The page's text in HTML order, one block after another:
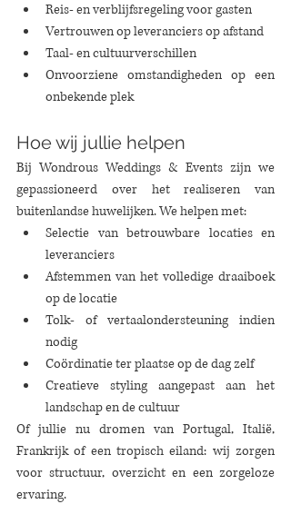
Reis- en verblijfsregeling voor gasten
Vertrouwen op leveranciers op afstand
Taal- en cultuurverschillen
Onvoorziene omstandigheden op een
onbekende plek
Hoe wij jullie helpen
Bij Wondrous Weddings & Events zijn we
gepassioneerd over het realiseren van
buitenlandse huwelijken. We helpen met:
Selectie van betrouwbare locaties en
leveranciers
Afstemmen van het volledige draaiboek
op de locatie
Tolk- of vertaalondersteuning indien
nodig
Coördinatie ter plaatse op de dag zelf
Creatieve styling aangepast aan het
landschap en de cultuur
Of jullie nu dromen van Portugal, Italië,
Frankrijk of een tropisch eiland: wij zorgen
voor structuur, overzicht en een zorgeloze
ervaring.